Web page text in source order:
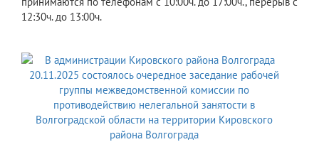
12:30ч. до 13:00ч.